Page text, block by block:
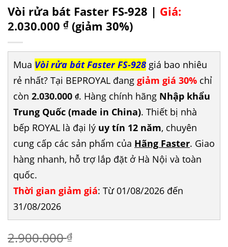
Vòi rửa bát Faster FS-928 | Giá:
2.030.000 ₫ (giảm 30%)
Mua Vòi rửa bát Faster FS-928 giá bao nhiêu
rẻ nhất? Tại BEPROYAL đang giảm giá 30% chỉ
còn 2.030.000 ₫. Hàng chính hãng Nhập khẩu
Trung Quốc (made in China). Thiết bị nhà
bếp ROYAL là đại lý uy tín 12 năm, chuyên
cung cấp các sản phẩm của Hãng Faster. Giao
hàng nhanh, hỗ trợ lắp đặt ở Hà Nội và toàn
quốc.
Thời gian giảm giá: Từ 01/08/2026 đến
31/08/2026
2.900.000₫